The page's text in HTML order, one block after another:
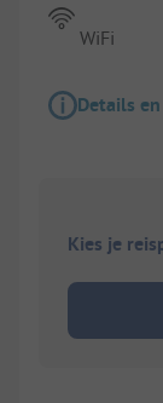
WiFi
Details
Kies je